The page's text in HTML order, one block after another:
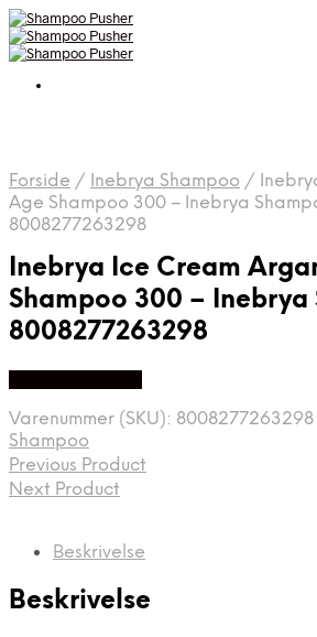
Forside / Inebrya Shampoo /
Age Shampoo 300 – Inebrya
8008277263298
Inebrya Ice Cream
Shampoo 300 – Inebrya
8008277263298
Varenummer (SKU): 8008277263298
Shampoo
Previous Product
Next Product
Beskrivelse
Beskrivelse